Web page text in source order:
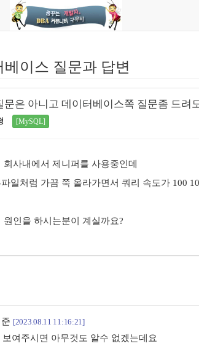
베이스 질문과 답변
문은 아니고 데이터베이스쪽 질문좀 드려
[MySQL]
회사내에서 제니퍼를 사용중인데
일처럼 가끔 쭉 올라가면서 쿼리 속도가 100
원인을 하시는분이 계실까요?
[2023.08.11 11:16:21]
보여주시면 아무것도 알수 없겠는데요